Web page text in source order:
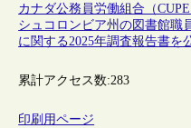
カナダ公務員労働組合（
シュコロンビア州の図書館職
に関する2025年調査報告書を
累計アクセス数:283
印刷用ページ